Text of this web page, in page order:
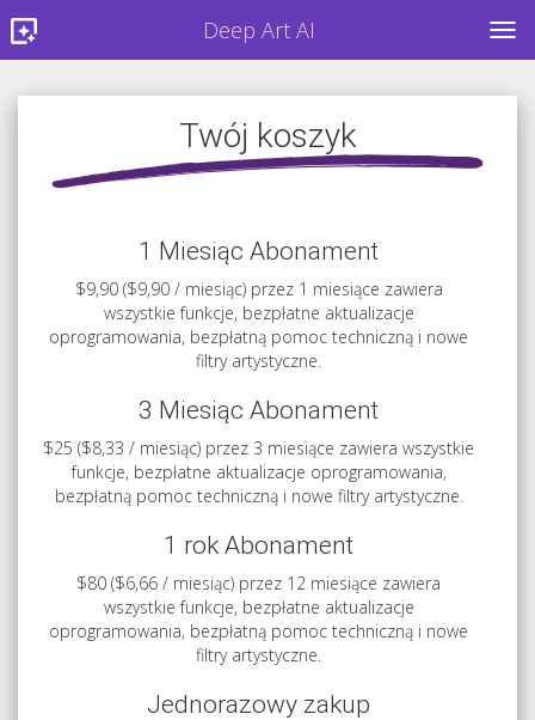
Deep Art AI
Twój koszyk
1 Miesiąc Abonament
$9,90 ($9,90 / miesiąc) przez 1 miesiące zawiera
wszystkie funkcje, bezpłatne aktualizacje
oprogramowania, bezpłatną pomoc techniczną i nowe
filtry artystyczne.
3 Miesiąc Abonament
$25 ($8,33 / miesiąc) przez 3 miesiące zawiera wszystkie
funkcje, bezpłatne aktualizacje oprogramowania,
bezpłatną pomoc techniczną i nowe filtry artystyczne.
1 rok Abonament
$80 ($6,66 / miesiąc) przez 12 miesiące zawiera
wszystkie funkcje, bezpłatne aktualizacje
oprogramowania, bezpłatną pomoc techniczną i nowe
filtry artystyczne.
Jednorazowy zakup